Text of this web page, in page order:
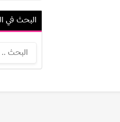
البحث في